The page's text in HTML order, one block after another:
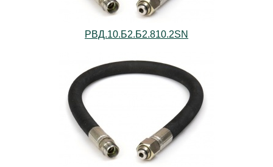
РВД.10.Б2.Б2.810.2SN